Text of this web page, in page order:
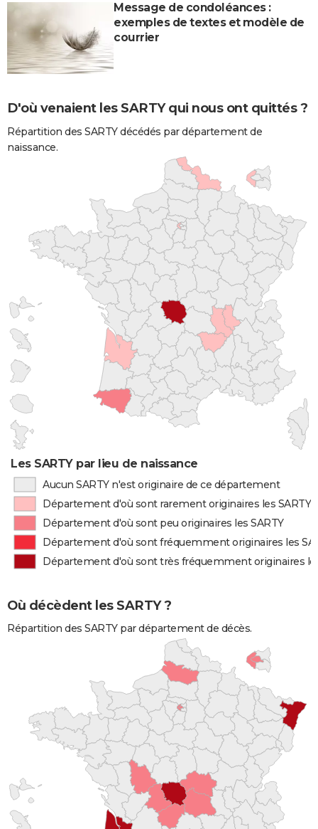
Message de condoléances :
exemples de textes et modèle de
courrier
D'où venaient les SARTY qui nous ont quittés ?
Répartition des SARTY décédés par département de
naissance.
Les SARTY par lieu de naissance
Aucun SARTY n'est originaire de ce département
Département d'où sont rarement originaires les SARTY
Département d'où sont peu originaires les SARTY
Département d'où sont fréquemment originaires les
Département d'où sont très fréquemment originaires
Où décèdent les SARTY ?
Répartition des SARTY par département de décès.